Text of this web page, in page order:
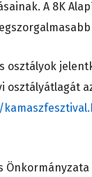
A 8K
osztályok
osztályátlagát